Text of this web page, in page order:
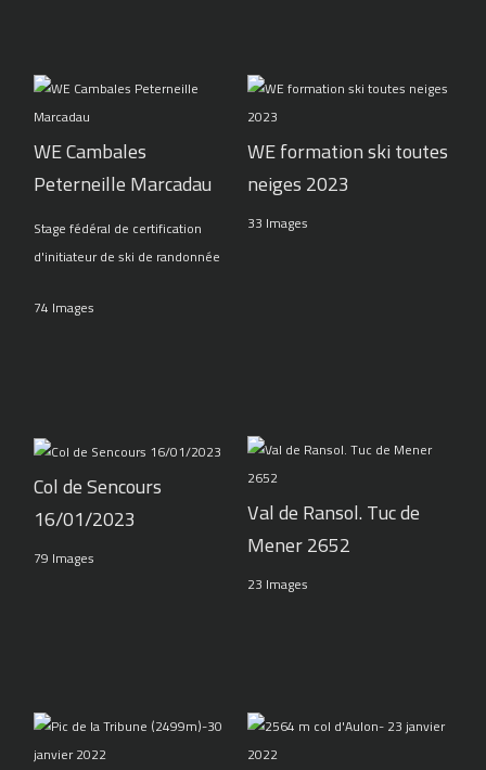
WE Cambales
Peterneille Marcadau
Stage fédéral de certification
d'initiateur de ski de randonnée
74 Images
WE formation ski toutes
neiges 2023
33 Images
Col de Sencours
16/01/2023
79 Images
Val de Ransol. Tuc de
Mener 2652
23 Images